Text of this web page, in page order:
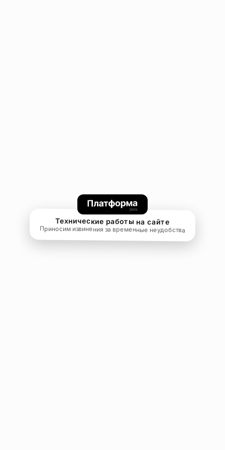
Технические работы на сайте
Приносим извинения за временные неудобства